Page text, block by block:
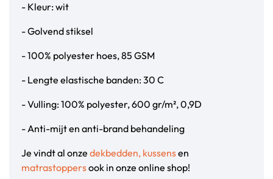
- Kleur: wit
- Golvend stiksel
- 100% polyester hoes, 85 GSM
- Lengte elastische banden: 30 C
- Vulling: 100% polyester, 600 gr/m², 0,9D
- Anti-mijt en anti-brand behandeling
Je vindt al onze dekbedden, kussensen
matrastoppersook in onze online shop!